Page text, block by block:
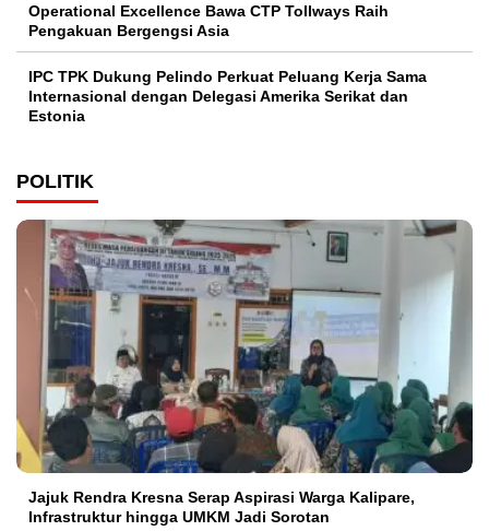
Operational Excellence Bawa CTP Tollways Raih
Pengakuan Bergengsi Asia
IPC TPK Dukung Pelindo Perkuat Peluang Kerja Sama
Internasional dengan Delegasi Amerika Serikat dan
Estonia
POLITIK
Jajuk Rendra Kresna Serap Aspirasi Warga Kalipare,
Infrastruktur hingga UMKM Jadi Sorotan